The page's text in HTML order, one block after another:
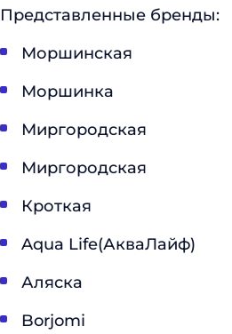
Представленные бренды:
Моршинская
Моршинка
Миргородская
Миргородская
Кроткая
Aqua Life(АкваЛайф)
Аляска
Borjomi